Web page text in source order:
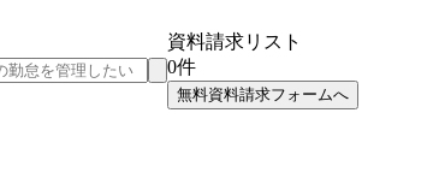
資料請求リスト
0件
無料資料請求フォームへ